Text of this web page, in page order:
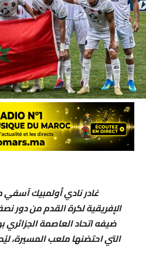
غادر نادي أولمبيك
الإفريقية لكرة القدم من دور
ضيفه اتحاد العاصمة الجزائري
التي احتضنها ملعب المسيرة،